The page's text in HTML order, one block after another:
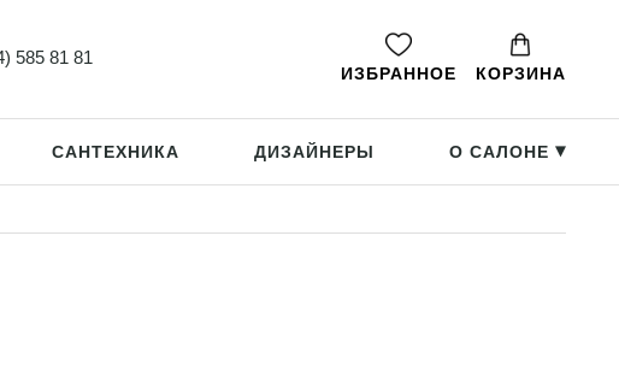
585 81 81
ИЗБРАННОЕ КОРЗИНА
САНТЕХНИКА ДИЗАЙНЕРЫ О САЛОНЕ ▸